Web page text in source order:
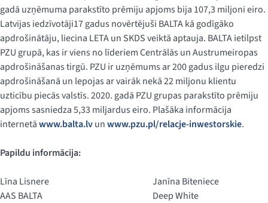
gadā uzņēmuma parakstīto prēmiju apjoms bija 107,3 miljoni eiro.
Latvijas iedzīvotāji17 gadus novērtējuši BALTA kā godīgāko
apdrošinātāju, liecina LETA un SKDS veiktā aptauja. BALTA ietilpst
PZU grupā, kas ir viens no līderiem Centrālās un Austrumeiropas
apdrošināšanas tirgū. PZU ir uzņēmums ar 200 gadus ilgu pieredzi
apdrošināšanā un lepojas ar vairāk nekā 22 miljonu klientu
uzticību piecās valstīs. 2020. gadā PZU grupas parakstīto prēmiju
apjoms sasniedza 5,33 miljardus eiro. Plašāka informācija
internetāwww.balta.lvunwww.pzu.pl/relacje-inwestorskie.
Papildu informācija:
Līna Lisnere
AAS BALTA
Janīna Biteniece
Deep White